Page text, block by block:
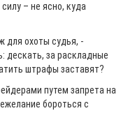
– не ясно, куда
для охоты судья, -
дескать, за раскладные
штрафы заставят?
путем запрета на
бороться с